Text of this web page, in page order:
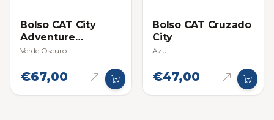
Bolso CAT City
Adventure
Backpack
Verde Oscuro
€67,00
Bolso CAT Cruzado
City
Azul
€47,00